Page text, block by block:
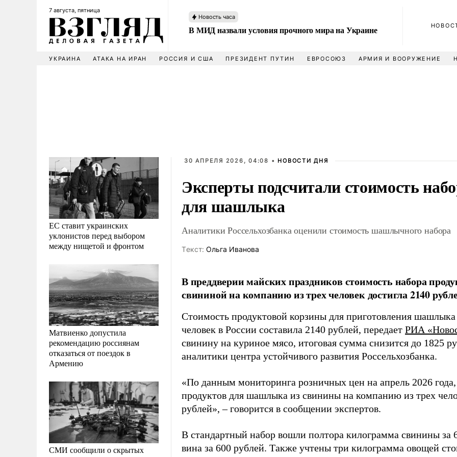
7 августа, пятница
Новость часа
В МИД назвали условия прочного мира на Украине
УКРАИНА АТАКА НА ИРАН РОССИЯ И США ПРЕЗИДЕНТ ПУТИН ЕВРОСОЮЗ АРМИЯ И ВООРУЖЕНИЕ
ЕС ставит украинских
уклонистов перед выбором
между нищетой и фронтом
Матвиенко допустила
рекомендацию россиянам
отказаться от поездок в
Армению
СМИ сообщили о скрытых
30 АПРЕЛЯ 2026, 04:08 • НОВОСТИ ДНЯ
Эксперты подсчитали стоимость
для шашлыка
Аналитики Россельхозбанка оценили стоимость шашлычного набора
Tекст: Ольга Иванова
В преддверии майских праздников стоимость набора
свининой на компанию из трех человек достигла 2140
Стоимость продуктовой корзины для приготовления
человек в России составила 2140 рублей, передает РИА
свинину на куриное мясо, итоговая сумма снизится до 1825
аналитики центра устойчивого развития Россельхозбанка.
«По данным мониторинга розничных цен на апрель 2026
продуктов для шашлыка из свинины на компанию из трех
рублей», – говорится в сообщении экспертов.
В стандартный набор вошли полтора килограмма свинины за
вина за 600 рублей. Также учтены три килограмма овощей